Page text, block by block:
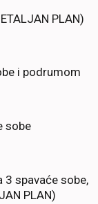
PLAN)
i podrumom
sobe
3 spavaće sobe,
PLAN)